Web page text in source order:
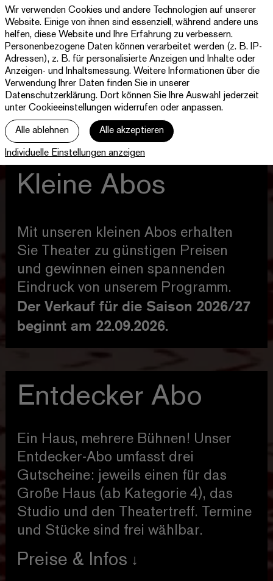
Theater
Paderborn
Westfälische
Kammerspiele
Programm & Tickets
Abos
jott
Ihr Besuch
Haus
Kleine Abos
Mit unseren kleinen Abos erhalten
Sie Theater zu günstigen Preisen
und gewinnen einen spannenden
Eindruck von unserem Programm.
Der Verkauf für die Saison 2026/27
beginnt am 22.09.2026.
Entdecker Abo
Ein Haus, mehrere Bühnen! Unser
Entdecker-Abo umfasst drei
Gutscheine: jeweils einen für das
Große Haus (ab Kategorie 4), das
Studio und den Theatertreff. Termine
und Stücke sind frei wählbar.
Preise & Infos
Wir verwenden Cookies und andere Technologien auf unserer
Website. Einige von ihnen sind essenziell, während andere uns
helfen, diese Website und Ihre Erfahrung zu verbessern.
Personenbezogene Daten können verarbeitet werden (z. B. IP-
Adressen), z. B. für personalisierte Anzeigen und Inhalte oder
Anzeigen- und Inhaltsmessung. Weitere Informationen über die
Verwendung Ihrer Daten finden Sie in unserer
Datenschutzerklärung. Dort können Sie Ihre Auswahl jederzeit
unter Cookieeinstellungen widerrufen oder anpassen.
Alle ablehnen Alle akzeptieren
Individuelle Einstellungen anzeigen